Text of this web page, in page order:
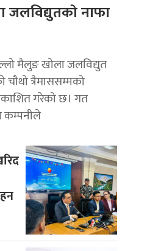
जलविद्युतकाे नाफा
मैलुङ खोला जलविद्युत
त्रैमाससम्मको
गरेको छ। गत
कम्पनीले